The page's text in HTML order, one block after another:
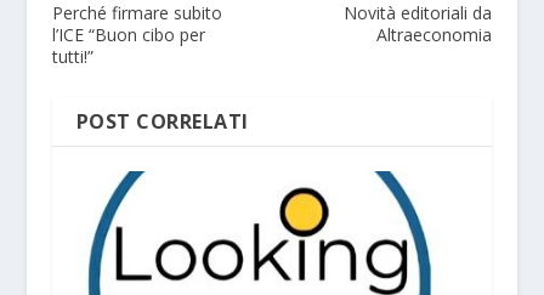
Perché firmare subito
l’ICE “Buon cibo per
tutti!”
Novità editoriali da
Altraeconomia
POST CORRELATI